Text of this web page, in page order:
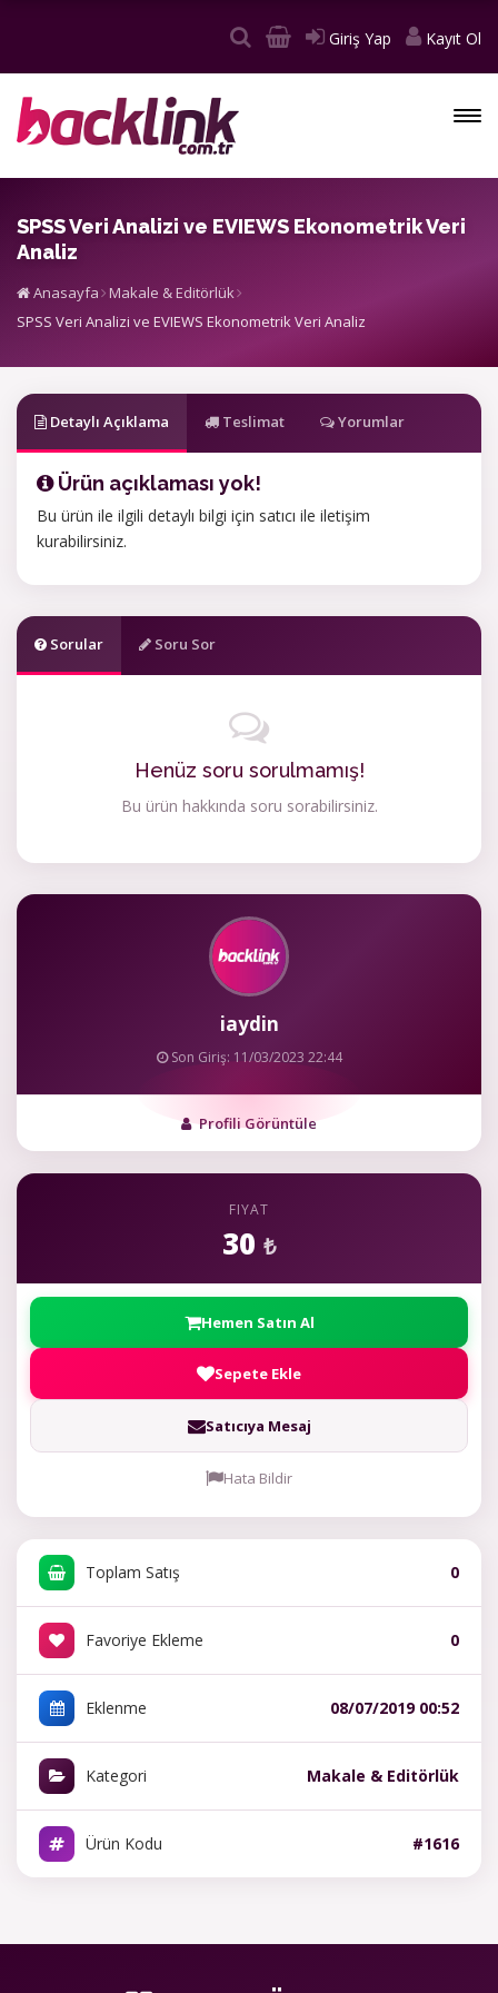
Giriş Yap Kayıt Ol
SPSS Veri Analizi ve EVIEWS Ekonometrik Veri
Analiz
Anasayfa Makale & Editörlük
SPSS Veri Analizi ve EVIEWS Ekonometrik Veri Analiz
Detaylı Açıklama Teslimat Yorumlar
Ürün açıklaması yok!
Bu ürün ile ilgili detaylı bilgi için satıcı ile iletişim
kurabilirsiniz.
Sorular Soru Sor
Henüz soru sorulmamış!
Bu ürün hakkında soru sorabilirsiniz.
iaydin
Son Giriş: 11/03/2023 22:44
Profili Görüntüle
FIYAT
30 ₺
Hemen Satın Al
Sepete Ekle
Satıcıya Mesaj
Hata Bildir
Toplam Satış 0
Favoriye Ekleme 0
Eklenme 08/07/2019 00:52
Kategori Makale & Editörlük
Ürün Kodu #1616